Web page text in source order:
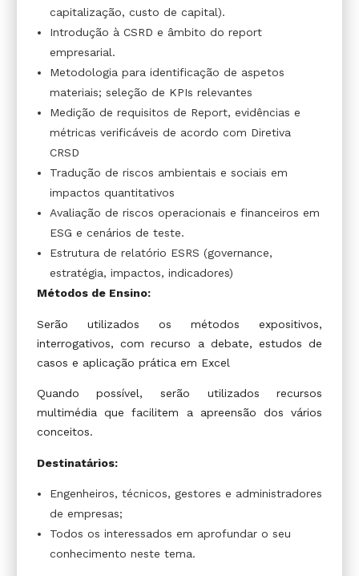
capitalização, custo de capital).
Introdução à CSRD e âmbito do report
empresarial.
Metodologia para identificação de aspetos
materiais; seleção de KPIs relevantes
Medição de requisitos de Report, evidências e
métricas verificáveis de acordo com Diretiva
CRSD
Tradução de riscos ambientais e sociais em
impactos quantitativos
Avaliação de riscos operacionais e financeiros em
ESG e cenários de teste.
Estrutura de relatório ESRS (governance,
estratégia, impactos, indicadores)
Métodos de Ensino:
Serão utilizados os métodos expositivos,
interrogativos, com recurso a debate, estudos de
casos e aplicação prática em Excel
Quando possível, serão utilizados recursos
multimédia que facilitem a apreensão dos vários
conceitos.
Destinatários:
Engenheiros, técnicos, gestores e administradores
de empresas;
Todos os interessados em aprofundar o seu
conhecimento neste tema.